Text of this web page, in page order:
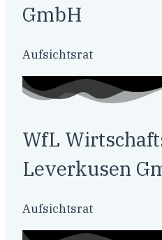
GmbH
Aufsichtsrat
WfL
Leverkusen
Aufsichtsrat